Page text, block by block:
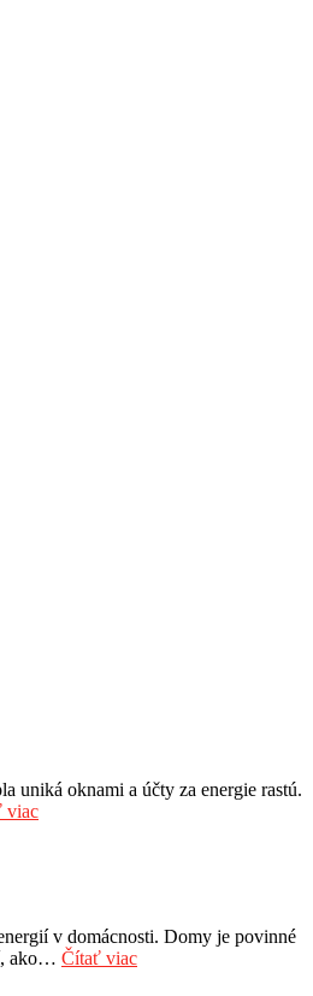
uniká oknami a účty za energie rastú.
viac
v domácnosti. Domy je povinné
ako… Čítať viac